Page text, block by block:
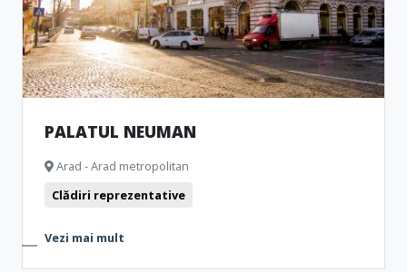
PALATUL NEUMAN
Arad - Arad metropolitan
Clădiri reprezentative
Vezi mai mult